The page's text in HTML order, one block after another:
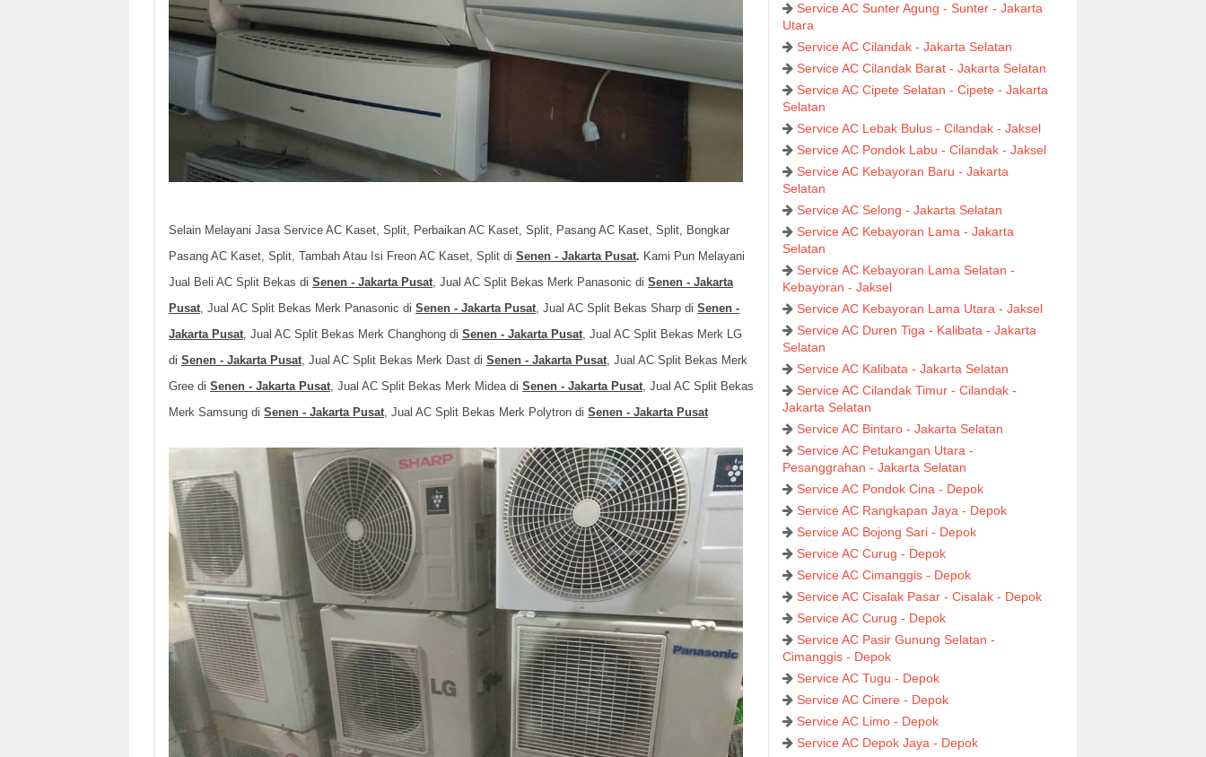
Selain Melayani Jasa Service AC Kaset, Split, Perbaikan AC Kaset, Split, Pasang AC Kaset, Split, Bongkar
Pasang AC Kaset, Split, Tambah Atau Isi Freon AC Kaset, Split di Senen - Jakarta Pusat. Kami Pun Melayani
Jual Beli AC Split Bekas di Senen - Jakarta Pusat , Jual AC Split Bekas Merk Panasonic di Senen - Jakarta
Pusat , Jual AC Split Bekas Merk Panasonic di Senen - Jakarta Pusat , Jual AC Split Bekas Sharp di Senen -
Jakarta Pusat , Jual AC Split Bekas Merk Changhong di Senen - Jakarta Pusat , Jual AC Split Bekas Merk LG
di Senen - Jakarta Pusat , Jual AC Split Bekas Merk Dast di Senen - Jakarta Pusat , Jual AC Split Bekas Merk
Gree di Senen - Jakarta Pusat , Jual AC Split Bekas Merk Midea di Senen - Jakarta Pusat , Jual AC Split Bekas
Merk Samsung di Senen - Jakarta Pusat , Jual AC Split Bekas Merk Polytron di Senen - Jakarta Pusat
Service AC Sunter Agung - Sunter - Jakarta
Utara
Service AC Cilandak - Jakarta Selatan
Service AC Cilandak Barat - Jakarta Selatan
Service AC Cipete Selatan - Cipete - Jakarta
Selatan
Service AC Lebak Bulus - Cilandak - Jaksel
Service AC Pondok Labu - Cilandak - Jaksel
Service AC Kebayoran Baru - Jakarta
Selatan
Service AC Selong - Jakarta Selatan
Service AC Kebayoran Lama - Jakarta
Selatan
Service AC Kebayoran Lama Selatan -
Kebayoran - Jaksel
Service AC Kebayoran Lama Utara - Jaksel
Service AC Duren Tiga - Kalibata - Jakarta
Selatan
Service AC Kalibata - Jakarta Selatan
Service AC Cilandak Timur - Cilandak -
Jakarta Selatan
Service AC Bintaro - Jakarta Selatan
Service AC Petukangan Utara -
Pesanggrahan - Jakarta Selatan
Service AC Pondok Cina - Depok
Service AC Rangkapan Jaya - Depok
Service AC Bojong Sari - Depok
Service AC Curug - Depok
Service AC Cimanggis - Depok
Service AC Cisalak Pasar - Cisalak - Depok
Service AC Curug - Depok
Service AC Pasir Gunung Selatan -
Cimanggis - Depok
Service AC Tugu - Depok
Service AC Cinere - Depok
Service AC Limo - Depok
Service AC Depok Jaya - Depok